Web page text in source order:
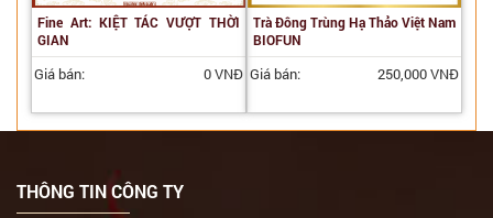
Fine Art: KIỆT TÁC VƯỢT THỜI
GIAN
Giá bán: 0 VNĐ
Trà Đông Trùng Hạ Thảo Việt Nam
BIOFUN
Giá bán: 250,000 VNĐ
THÔNG TIN CÔNG TY